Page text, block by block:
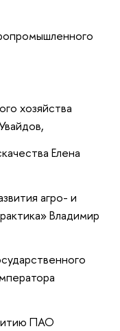
хозяйства
Елена
агро- и
Владимир
ПАО